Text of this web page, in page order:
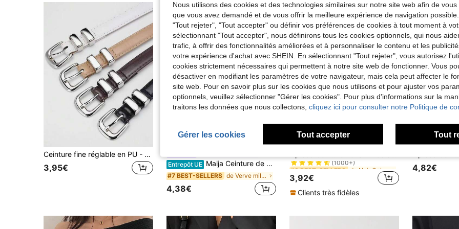
Ceinture fine réglable en PU - Multi-couleur | Boucle argentée | Tailles multiples
3,95€ Entrepôt UE Maija Ceinture de haute qualité, décorée d'une boucle argentée, à la mode et polyvalente
#7 BEST-SELLERS de Verve milanaise Accessoires
4,38€
(1000+)
#8 BEST-SELLERS
#8 BEST-SELLERS
#8 BEST-SELLERS
de Noir Ceintures et accessoires pour ceintures po
(1000+)
3,92€
Clients très fidèles
4,82€
Nous utilisons des cookies et des technologies similaires sur notre site web afin de
que vous avez demandé et de vous offrir la meilleure expérience de navigation
"Tout rejeter", "Tout accepter" ou définir vos préférences de cookies à tout moment à
sélectionnant "Tout accepter", nous définirons tous les cookies optionnels, qui nous
trafic, à offrir des fonctionnalités améliorées et à personnaliser le contenu et les
votre expérience d'achat avec SHEIN. En sélectionnant "Tout rejeter", vous autorisez
cookies strictement nécessaires qui permettent à notre site web de fonctionner. Vous
désactiver en modifiant les paramètres de votre navigateur, mais cela peut affecter le
site web. Pour en savoir plus sur les cookies que nous utilisons et pour ajuster vos
optionnels, veuillez sélectionner "Gérer les cookies". Pour plus d'informations sur la
traitons les données que nous collectons, cliquez ici pour consulter notre Politique de
Gérer les cookies Tout accepter Tout